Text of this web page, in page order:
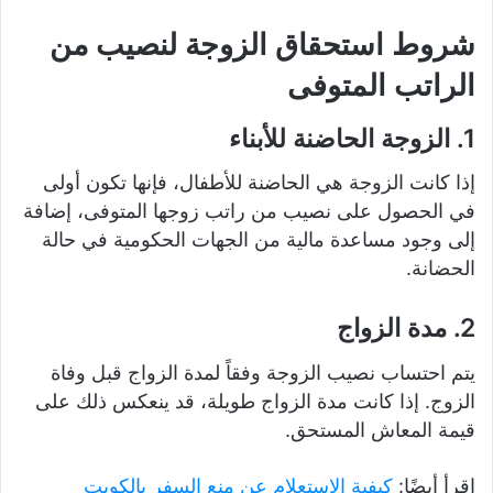
شروط استحقاق الزوجة لنصيب من
الراتب المتوفى
1. الزوجة الحاضنة للأبناء
إذا كانت الزوجة هي الحاضنة للأطفال، فإنها تكون أولى
في الحصول على نصيب من راتب زوجها المتوفى، إضافة
إلى وجود مساعدة مالية من الجهات الحكومية في حالة
الحضانة.
2. مدة الزواج
يتم احتساب نصيب الزوجة وفقاً لمدة الزواج قبل وفاة
الزوج. إذا كانت مدة الزواج طويلة، قد ينعكس ذلك على
قيمة المعاش المستحق.
إقرأ أيضًا: كيفية الاستعلام عن منع السفر بالكويت